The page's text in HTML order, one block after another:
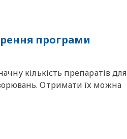
програми
кількість препаратів для
Отримати їх можна